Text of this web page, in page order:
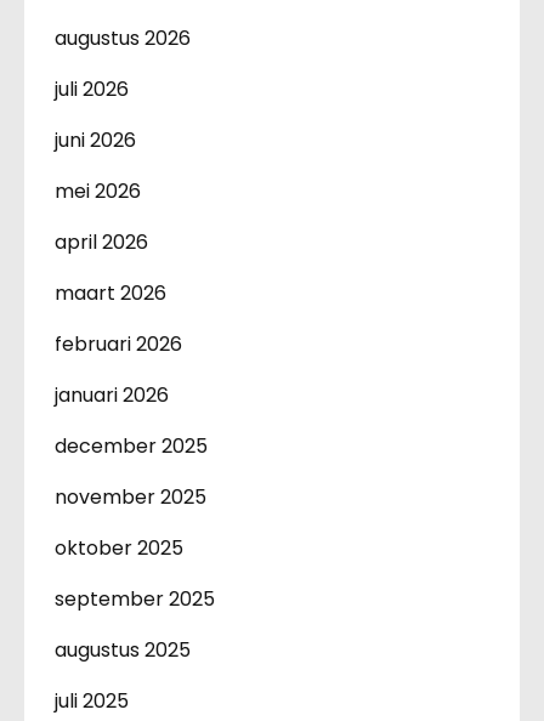
augustus 2026
juli 2026
juni 2026
mei 2026
april 2026
maart 2026
februari 2026
januari 2026
december 2025
november 2025
oktober 2025
september 2025
augustus 2025
juli 2025